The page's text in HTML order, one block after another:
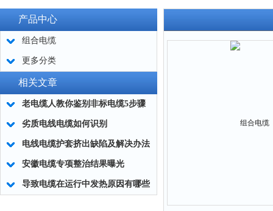
产品中心
组合电缆
更多分类
相关文章
老电缆人教你鉴别非标电缆5步骤
劣质电线电缆如何识别
电线电缆护套挤出缺陷及解决办法
安徽电缆专项整治结果曝光
导致电缆在运行中发热原因有哪些